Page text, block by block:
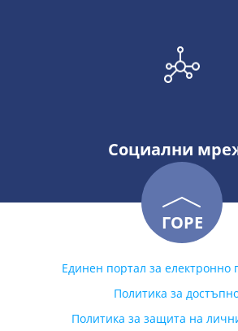
Социални
ГОРЕ
Единен портал за електронно
Политика за
Политика за защита на